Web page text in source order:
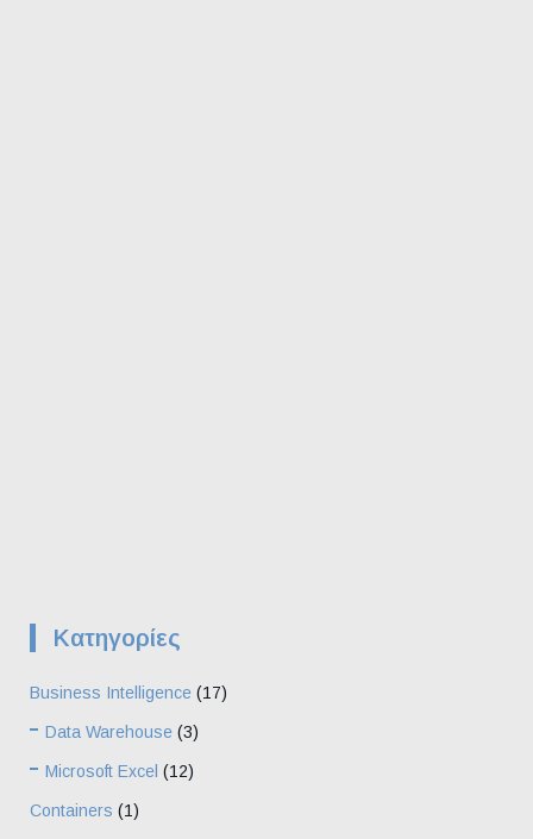
Kατηγορίες
Business Intelligence (17)
Data Warehouse (3)
Microsoft Excel (12)
Containers (1)